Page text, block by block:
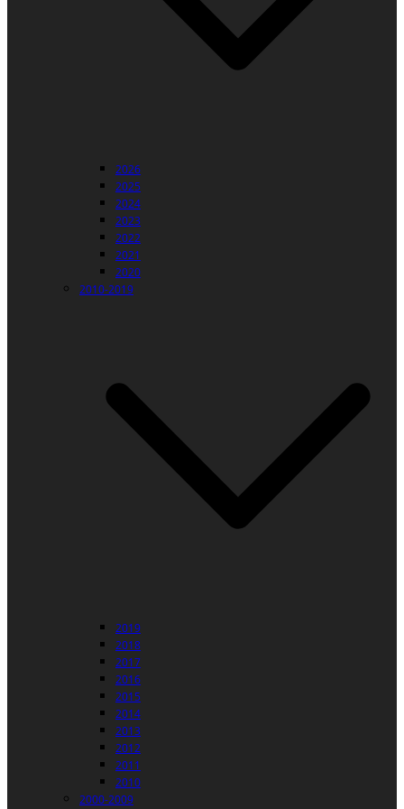
2026
2025
2024
2023
2022
2021
2020
2010-2019
2019
2018
2017
2016
2015
2014
2013
2012
2011
2010
2000-2009